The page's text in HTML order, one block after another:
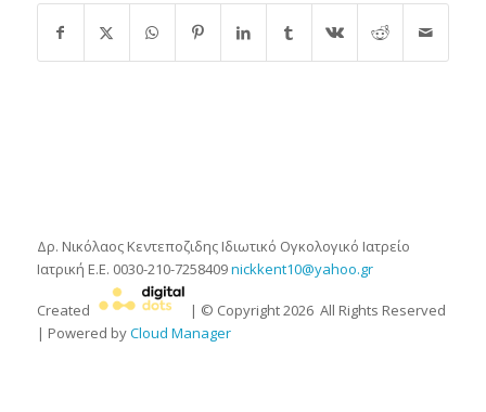
Δρ. Νικόλαος Κεντεποζιδης Ιδιωτικό Ογκολογικό Ιατρείο
Ιατρική Ε.Ε. 0030-210-7258409nickkent10@yahoo.gr
Created | © Copyright2026All Rights Reserved
| Powered byCloud Manager